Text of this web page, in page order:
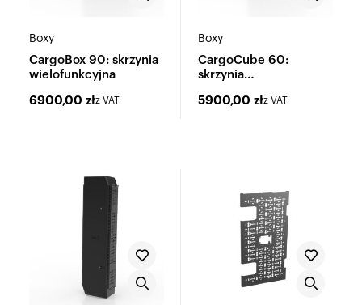
Boxy
CargoBox 90: skrzynia
wielofunkcyjna
6900,00 złz VAT
Boxy
CargoCube 60:
skrzynia
5900,00 złz VAT